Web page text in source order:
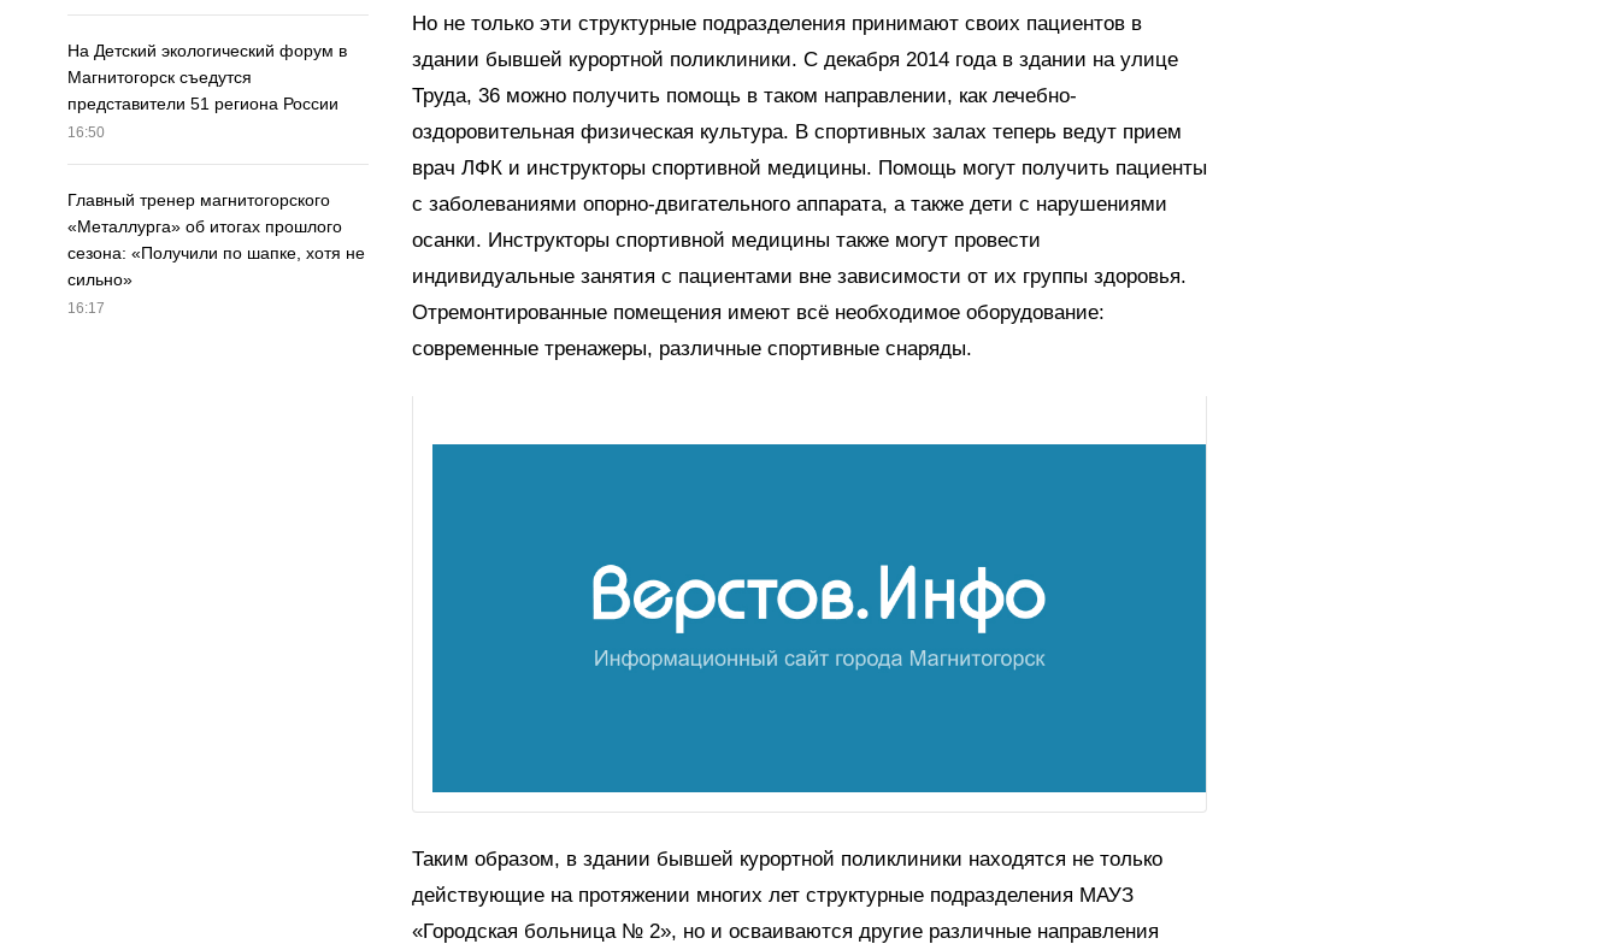
На Детский экологический форум в
Магнитогорск съедутся
представители 51 региона России
16:50
Главный тренер магнитогорского
«Металлурга» об итогах прошлого
сезона: «Получили по шапке, хотя не
сильно»
16:17
Но не только эти структурные подразделения принимают своих пациентов в
здании бывшей курортной поликлиники. С декабря 2014 года в здании на улице
Труда, 36 можно получить помощь в таком направлении, как лечебно-
оздоровительная физическая культура. В спортивных залах теперь ведут прием
врач ЛФК и инструкторы спортивной медицины. Помощь могут получить пациенты
с заболеваниями опорно-двигательного аппарата, а также дети с нарушениями
осанки. Инструкторы спортивной медицины также могут провести
индивидуальные занятия с пациентами вне зависимости от их группы здоровья.
Отремонтированные помещения имеют всё необходимое оборудование:
современные тренажеры, различные спортивные снаряды.
Таким образом, в здании бывшей курортной поликлиники находятся не только
действующие на протяжении многих лет структурные подразделения МАУЗ
«Городская больница № 2», но и осваиваются другие различные направления